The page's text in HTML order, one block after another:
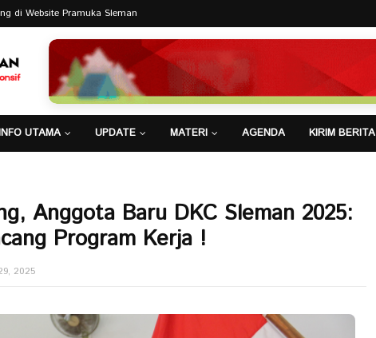
di Website Pramuka Sleman
UTAMA UPDATE MATERI AGENDA KIRIM BERITA
Anggota Baru DKC Sleman 2025:
Program Kerja !
2025